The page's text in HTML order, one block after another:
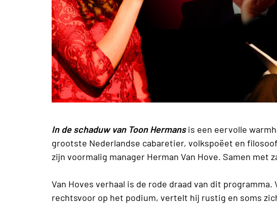
In de schaduw van Toon Hermansis een eervolle
grootste Nederlandse cabaretier, volkspoëet en
zijn voormalig manager Herman Van Hove. Samen met
Van Hoves verhaal is de rode draad van dit
rechtsvoor op het podium, vertelt hij rustig en soms